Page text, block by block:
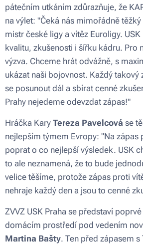
pátečním utkáním zdůrazňuje, že
na výlet: "Čeká nás mimořádně
mistr české ligy a vítěz Euroligy.
kvalitu, zkušenosti i šířku kádru. Pro
výzva. Chceme hrát odvážně, s
ukázat naši bojovnost. Každý takový
se posunout dál a sbírat cenné
Prahy nejedeme odevzdat zápas!"
Hráčka Kary Tereza Pavelcová se
nejlepším týmem Evropy: "Na zápas
poprat o co nejlepší výsledek. USK
to ale neznamená, že to bude
velice těšíme, protože zápas proti
nehraje každý den a jsou to cenné
ZVVZ USK Praha se představí
domácím prostředí pod vedením
Martina Bašty. Ten před zápasem